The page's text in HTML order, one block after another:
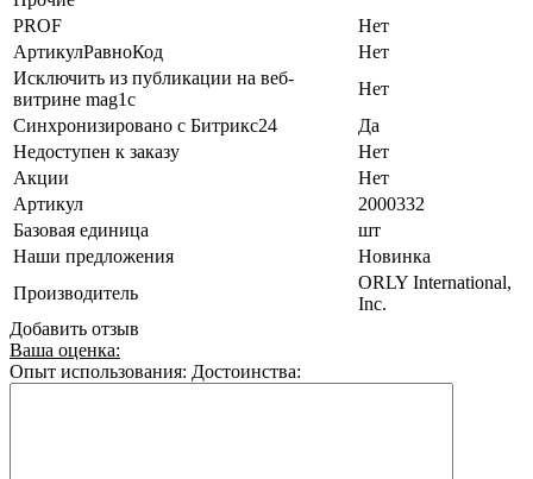
PROF
Нет
АртикулРавноКод
Нет
Исключить из публикации на веб-
витрине mag1c
Нет
Синхронизировано с Битрикс24
Да
Недоступен к заказу
Нет
Акции
Нет
Артикул
2000332
Базовая единица
шт
Наши предложения
Новинка
Производитель
ORLY International,
Inc.
Добавить отзыв
Ваша оценка:
Опыт использования: Достоинства: